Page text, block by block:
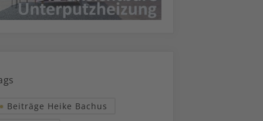
Beiträge Heike Bachus